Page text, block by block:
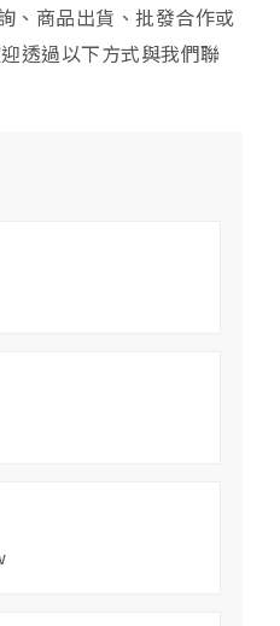
、商品出貨、批發合作或
透過以下方式與我們聯